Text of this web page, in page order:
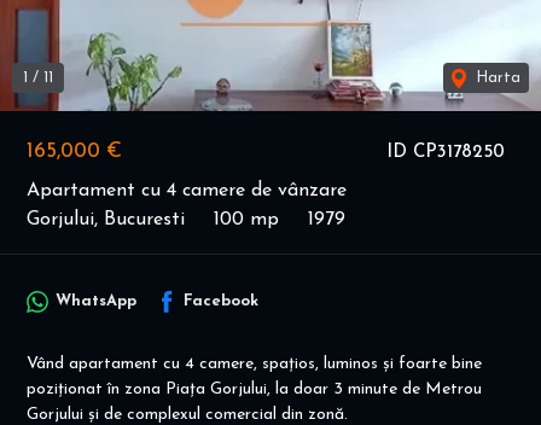
ID CP3178250
165,000 €
Apartament cu 4 camere de vânzare
Gorjului, Bucuresti
100 mp 1979
1 / 11 Harta
WhatsApp Facebook
Vând apartament cu 4 camere, spațios, luminos și foarte bine
poziționat în zona Piața Gorjului, la doar 3 minute de Metrou
Gorjului și de complexul comercial din zonă.